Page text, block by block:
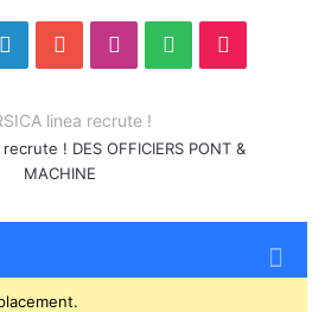
LinkedinYouTubeInstagram
Spotify
linea recrute !